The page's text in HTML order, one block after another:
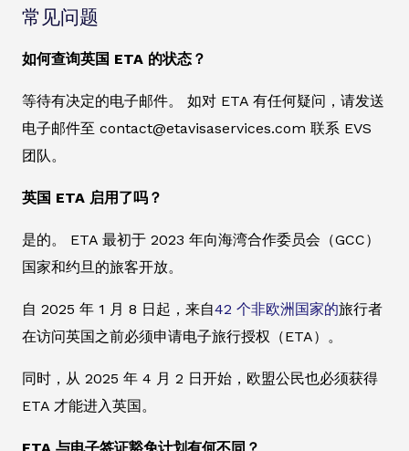
常见问题
如何查询英国 ETA 的状态？
等待有决定的电子邮件。 如对 ETA 有任何疑问，请发送
电子邮件至 contact@etavisaservices.com 联系 EVS
团队。
英国 ETA 启用了吗？
是的。 ETA 最初于 2023 年向海湾合作委员会（GCC）
国家和约旦的旅客开放。
自 2025 年 1 月 8 日起，来自42 个非欧洲国家的旅行者
在访问英国之前必须申请电子旅行授权（ETA）。
同时，从 2025 年 4 月 2 日开始，欧盟公民也必须获得
ETA 才能进入英国。